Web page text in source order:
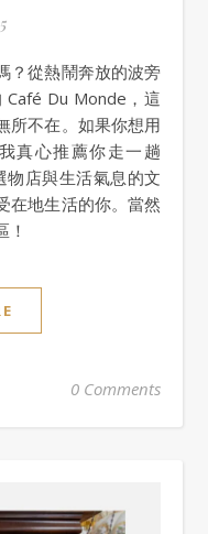
Du Monde，這
所不在。如果你想用
真心推薦你走一趟
店與生活氣息的文
在地生活的你。當然
！
0 Comments